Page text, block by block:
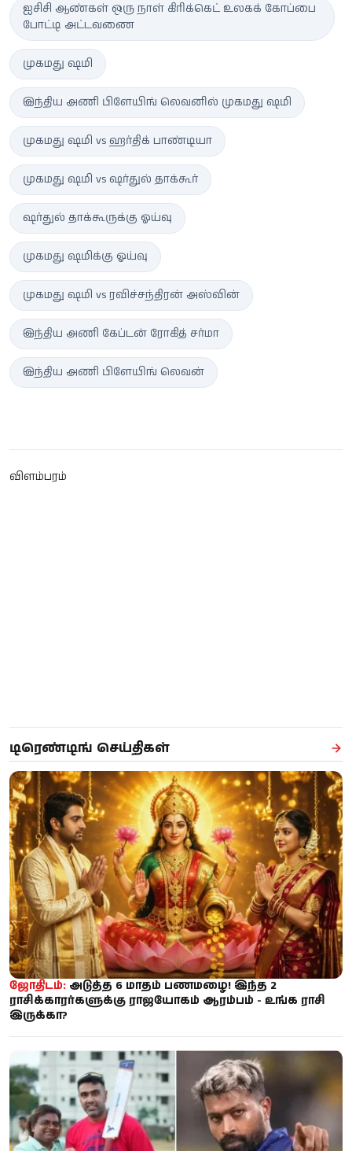
ஐசிசி ஆண்கள் ஒரு நாள் கிரிக்கெட் உலகக் கோப்பை
போட்டி அட்டவணை
முகமது ஷமி
இந்திய அணி பிளேயிங் லெவனில் முகமது ஷமி
முகமது ஷமி vs ஹர்திக் பாண்டியா
முகமது ஷமி vs ஷர்துல் தாக்கூர்
ஷர்துல் தாக்கூருக்கு ஓய்வு
முகமது ஷமிக்கு ஓய்வு
முகமது ஷமி vs ரவிச்சந்திரன் அஸ்வின்
இந்திய அணி கேப்டன் ரோகித் சர்மா
இந்திய அணி பிளேயிங் லெவன்
விளம்பரம்
டிரெண்டிங் செய்திகள்
ஜோதிடம்: அடுத்த 6 மாதம் பணமழை! இந்த 2
ராசிக்காரர்களுக்கு ராஜயோகம் ஆரம்பம் - உங்க ராசி
இருக்கா?